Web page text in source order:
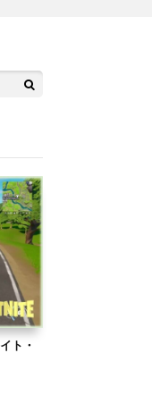
ト・